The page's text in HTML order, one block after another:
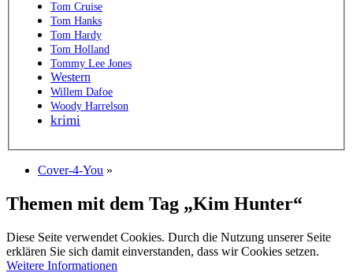
Tom Cruise
Tom Hanks
Tom Hardy
Tom Holland
Tommy Lee Jones
Western
Willem Dafoe
Woody Harrelson
krimi
Cover-4-You »
Themen mit dem Tag „Kim Hunter“
Diese Seite verwendet Cookies. Durch die Nutzung unserer Seite
erklären Sie sich damit einverstanden, dass wir Cookies setzen.
Weitere Informationen